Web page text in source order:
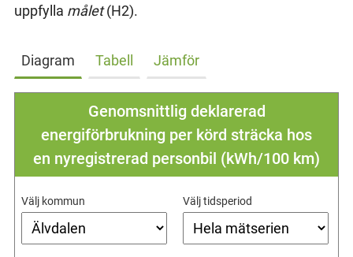
uppfylla målet(H2).
Diagram Tabell Jämför
Genomsnittlig deklarerad
energiförbrukning per körd sträcka hos
en nyregistrerad personbil (kWh/100 km)
Välj kommun Välj tidsperiod